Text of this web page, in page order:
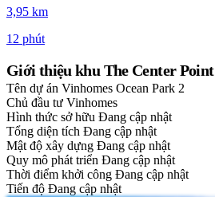
3,95 km
12 phút
Giới thiệu khu The Center Point
Tên dự án Vinhomes Ocean Park 2
Chủ đầu tư Vinhomes
Hình thức sở hữu Đang cập nhật
Tổng diện tích Đang cập nhật
Mật độ xây dựng Đang cập nhật
Quy mô phát triển Đang cập nhật
Thời điểm khởi công Đang cập nhật
Tiến độ Đang cập nhật